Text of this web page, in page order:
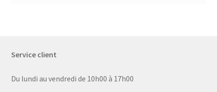
Service client
Du lundi au vendredi de 10h00 à 17h00